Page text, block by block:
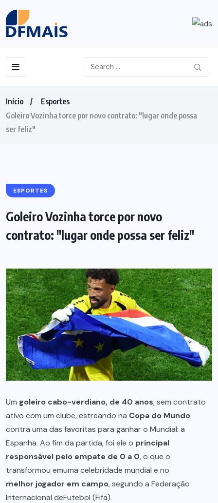
Início
Esportes
Goleiro Vozinha torce por novo contrato: "lugar onde possa
ser feliz"
ESPORTES
Goleiro Vozinha torce por novo
contrato: "lugar onde possa ser feliz"
Um goleiro cabo-verdiano, de 40 anos, sem contrato
ativo com um clube, estreando na Copa do Mundo
contra uma das favoritas para ganhar o Mundial: a
Espanha. Ao fim da partida, foi ele o principal
responsável pelo empate de 0 a 0, o que o
transformou emuma celebridade mundial e no
melhor jogador em campo, segundo a Federação
Internacional deFutebol (Fifa).